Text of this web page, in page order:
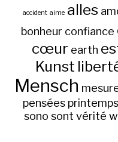
accident aime alles
bonheur confiance
cœur earth
Kunst
Mensch
pensées printemps
sono sont vérité